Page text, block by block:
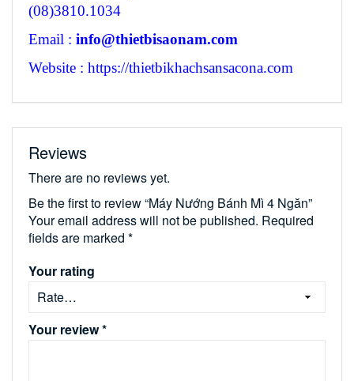
(08)3810.1034
Email : info@thietbisaonam.com
Website : https://thietbikhachsansacona.com
Reviews
There are no reviews yet.
Be the first to review “Máy Nướng Bánh Mì 4 Ngăn”
Your email address will not be published. Required
fields are marked *
Your rating
Your review*